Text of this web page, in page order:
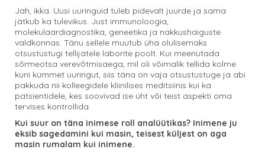
Jah, ikka. Uusi uuringuid tuleb pidevalt juurde ja sama
jätkub ka tulevikus. Just immunoloogia,
molekulaardiagnostika, geneetika ja nakkushaiguste
valdkonnas. Tänu sellele muutub üha olulisemaks
otsustustugi tellijatele laborite poolt. Kui meenutada
sõrmeotsa verevõtmisaega, mil oli võimalik tellida kolme
kuni kümmet uuringut, siis täna on vaja otsustustuge ja abi
pakkuda nii kolleegidele kliinilises meditsiinis kui ka
patsientidele, kes soovivad ise üht või teist aspekti oma
tervises kontrollida.
Kui suur on täna inimese roll analüütikas? Inimene ju
eksib sagedamini kui masin, teisest küljest on aga
masin rumalam kui inimene.